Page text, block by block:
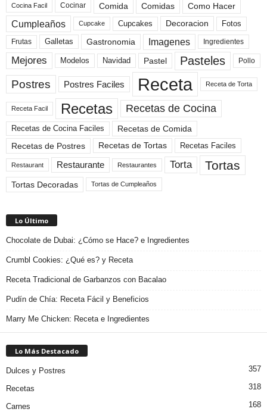
Cocina Facil Cocinar Comida Comidas Como Hacer
Cumpleaños Cupcake Cupcakes Decoracion Fotos
Frutas Galletas Gastronomia Imagenes Ingredientes
Mejores Modelos Navidad Pastel Pasteles Pollo
Postres Postres Faciles Receta Receta de Torta
Receta Facil Recetas Recetas de Cocina
Recetas de Cocina Faciles
Recetas de Comida
Recetas de Postres
Recetas de Tortas Recetas Faciles
Restaurant Restaurante Restaurantes Torta Tortas
Tortas Decoradas Tortas de Cumpleaños
Lo Último
Chocolate de Dubai: ¿Cómo se Hace? e Ingredientes
Crumbl Cookies: ¿Qué es? y Receta
Receta Tradicional de Garbanzos con Bacalao
Pudín de Chía: Receta Fácil y Beneficios
Marry Me Chicken: Receta e Ingredientes
Lo Más Destacado
Dulces y Postres 357
Recetas 318
Carnes 168